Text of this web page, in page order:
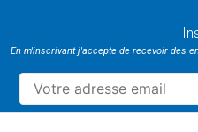
En m'inscrivant j'accepte de recevoir des